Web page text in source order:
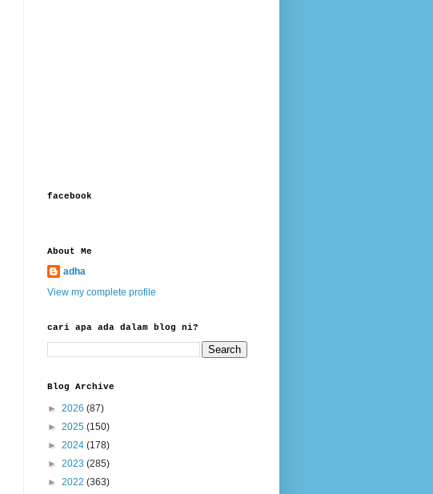
facebook
About Me
adha
View my complete profile
cari apa ada dalam blog ni?
Blog Archive
► 2026 (87)
► 2025 (150)
► 2024 (178)
► 2023 (285)
► 2022 (363)